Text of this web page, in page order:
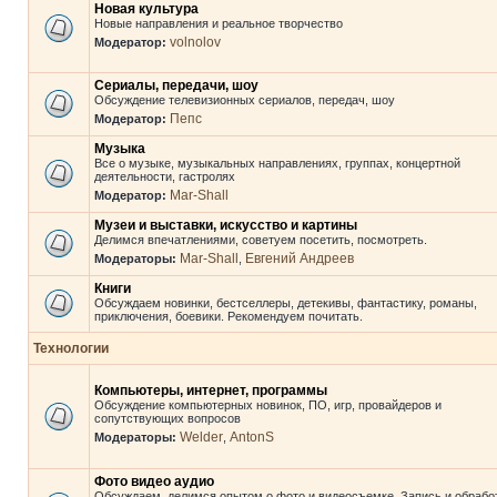
Новая культура
Новые направления и реальное творчество
Модератор: volnolov
Сериалы, передачи, шоу
Обсуждение телевизионных сериалов, передач, шоу
Модератор: Пепс
Музыка
Все о музыке, музыкальных направлениях, группах, концертной
деятельности, гастролях
Модератор: Mar-Shall
Музеи и выставки, искусство и картины
Делимся впечатлениями, советуем посетить, посмотреть.
Модераторы: Mar-Shall
Евгений Андреев
Книги
Обсуждаем новинки, бестселлеры, детекивы, фантастику, романы,
приключения, боевики. Рекомендуем почитать.
Технологии
Компьютеры, интернет, программы
Обсуждение компьютерных новинок, ПО, игр, провайдеров и
сопутствующих вопросов
Модераторы: Welder AntonS
Фото видео аудио